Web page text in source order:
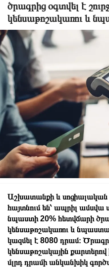
ծրագրից օգտվել է
կենսաթոշակառու և
Աշխատանքի և սոցիալական
հայտնում են՝ ապրիլ ամսվա
նպաստի 20% հետվճարի
կենսաթոշակառու և
կազմել է 8080 դրամ։
կենսաթոշակային քարտերով
մլրդ դրամի անկանխիկ